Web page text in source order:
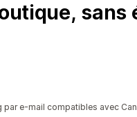
sans
e-mail compatibles avec